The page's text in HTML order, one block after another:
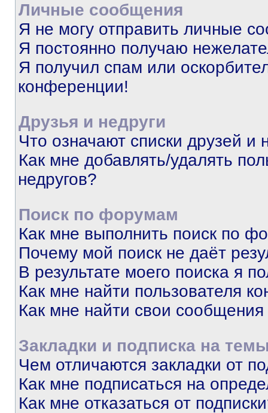
Личные сообщения
Я не могу отправить личные
Я постоянно получаю
Я получил спам или
конференции!
Друзья и недруги
Что означают списки друзей и
Как мне добавлять/удалять
недругов?
Поиск по форумам
Как мне выполнить поиск по
Почему мой поиск не даёт
В результате моего поиска я
Как мне найти пользователя
Как мне найти свои
Закладки и подписка на
Чем отличаются закладки от
Как мне подписаться на
Как мне отказаться от